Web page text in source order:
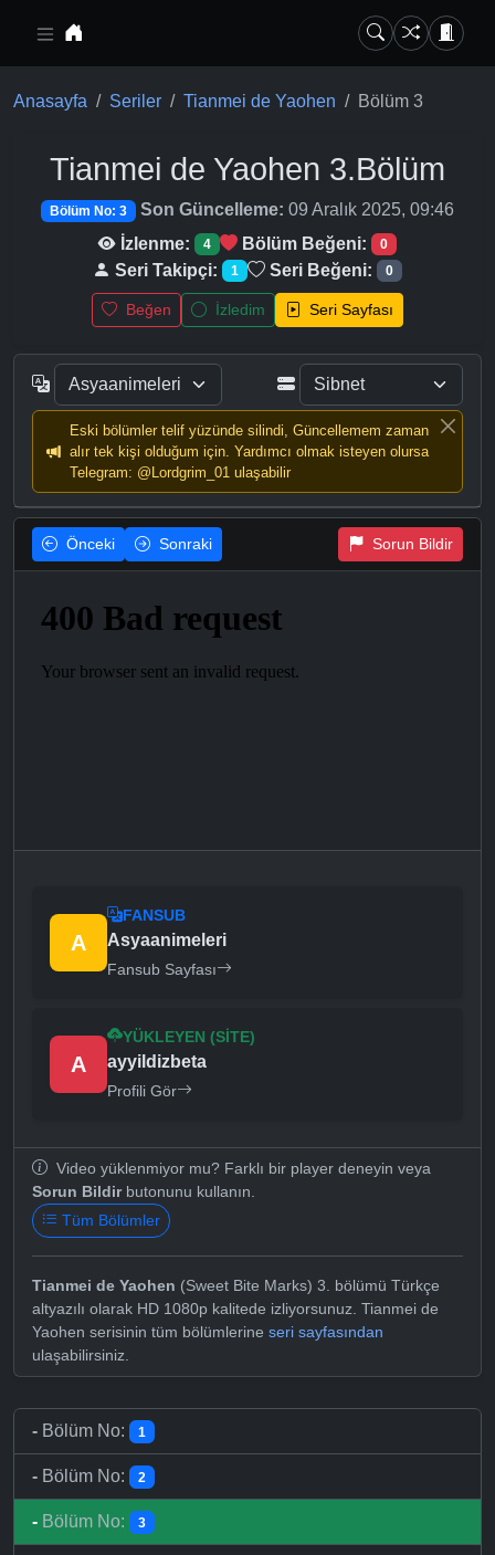
Anasayfa Seriler Tianmei de Yaohen Bölüm 3
Tianmei de Yaohen 3.Bölüm
Bölüm No: 3 Son Güncelleme: 09 Aralık 2025, 09:46
İzlenme:
4 Bölüm Beğeni: 0
Seri Takipçi: 1 Seri Beğeni: 0
Beğen İzledim Seri Sayfası
Eski bölümler telif yüzünde silindi, Güncellemem zaman
alır tek kişi olduğum için. Yardımcı olmak isteyen olursa
Telegram: @Lordgrim_01 ulaşabilir
Önceki Sonraki Sorun Bildir
A
FANSUB
Asyaanimeleri
Fansub Sayfası
A
YÜKLEYEN (SITE)
ayyildizbeta
Profili Gör
Video yüklenmiyor mu? Farklı bir player deneyin veya
Sorun Bildirbutonunu kullanın.
Tüm Bölümler
Tianmei de Yaohen (Sweet Bite Marks) 3. bölümü Türkçe
altyazılı olarak HD 1080p kalitede izliyorsunuz. Tianmei de
Yaohen serisinin tüm bölümlerine seri sayfasından
ulaşabilirsiniz.
- Bölüm No: 1
- Bölüm No: 2
- Bölüm No: 3